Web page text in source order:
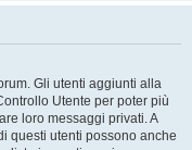
Gli utenti aggiunti alla
Utente per poter più
loro messaggi privati. A
questi utenti possono anche